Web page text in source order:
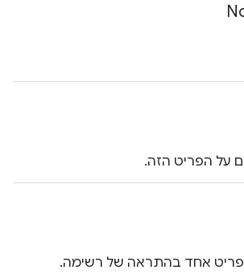
על הפריט הזה.
אחד בהתראה של רשימה.